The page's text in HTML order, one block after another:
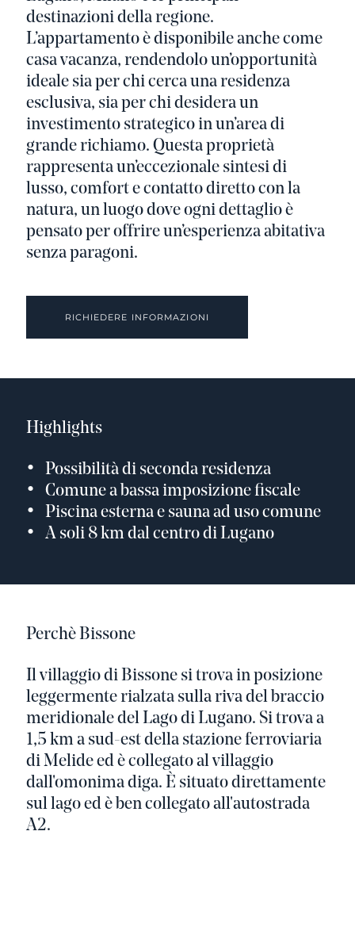
destinazioni della regione.
L’appartamento è disponibile anche come
casa vacanza, rendendolo un’opportunità
ideale sia per chi cerca una residenza
esclusiva, sia per chi desidera un
investimento strategico in un’area di
grande richiamo. Questa proprietà
rappresenta un’eccezionale sintesi di
lusso, comfort e contatto diretto con la
natura, un luogo dove ogni dettaglio è
pensato per offrire un’esperienza abitativa
senza paragoni.
RICHIEDERE INFORMAZIONI
Highlights
Possibilità di seconda residenza
Comune a bassa imposizione fiscale
Piscina esterna e sauna ad uso comune
A soli 8 km dal centro di Lugano
Perchè Bissone
Il villaggio di Bissone si trova in posizione
leggermente rialzata sulla riva del braccio
meridionale del Lago di Lugano. Si trova a
1,5 km a sud-est della stazione ferroviaria
di Melide ed è collegato al villaggio
dall'omonima diga. È situato direttamente
sul lago ed è ben collegato all'autostrada
A2.